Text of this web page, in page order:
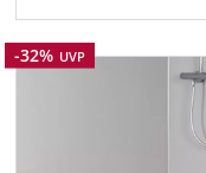
Rabatt
-32% UVP